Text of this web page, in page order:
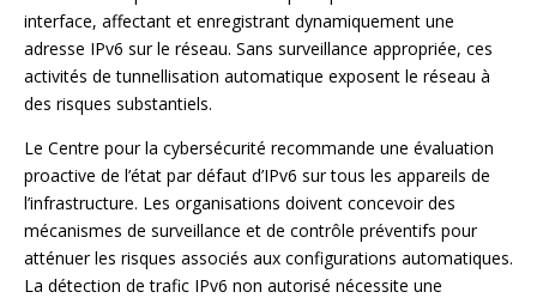
interface, affectant et enregistrant dynamiquement une
adresse IPv6 sur le réseau. Sans surveillance appropriée, ces
activités de tunnellisation automatique exposent le réseau à
des risques substantiels.
Le Centre pour la cybersécurité recommande une évaluation
proactive de l’état par défaut d’IPv6 sur tous les appareils de
l’infrastructure. Les organisations doivent concevoir des
mécanismes de surveillance et de contrôle préventifs pour
atténuer les risques associés aux configurations automatiques.
La détection de trafic IPv6 non autorisé nécessite une